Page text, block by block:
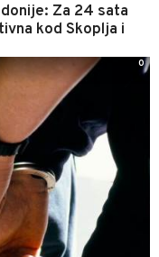
Za 24 sata
kod Skoplja i
0